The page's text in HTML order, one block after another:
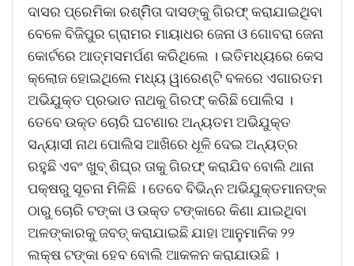
ଦାସର ପ୍ରେମିକା ରଶ୍ମିିତା ଦାସଙ୍କୁ ଗିରଫ୍ କରାଯାଇଥିବା
ବେଳେ ବିଜିପୁର ଗ୍ରାମର ମାୟାଧର ଜେନା ଓ ଗୋବରା ଜେନା
କୋର୍ଟରେ ଆତ୍ମସମର୍ପଣ କରିଥିଲେ । ଇତିମଧ୍ୟରେ କେସ
କ୍ଲୋଜ ହୋଇଥିଲେ ମଧ୍ୟ ୱାରେଣ୍ଟି ବଳରେ ଏଗାରତମ
ଅଭିଯୁକ୍ତ ପ୍ରଭାତ ନାଥକୁ ଗିରଫ୍ କରିଛି ପୋଲିସ ।
ତେବେ ଉକ୍ତ ଚୋରି ଘଟଣାର ଅନ୍ୟତମ ଅଭିଯୁକ୍ତ
ସନ୍ୟାସୀ ନାଥ ପୋଲିସ ଆଖିରେ ଧୂଳି ଦେଇ ଅନ୍ୟତ୍ର
ରହୁଛି ଏବଂ ଖୁବ୍ ଶିଘ୍ର ତାକୁ ଗିରଫ୍ କରାଯିବ ବୋଲି ଥାନା
ପକ୍ଷରୁ ସୂଚନା ମିଳିଛି । ତେବେ ବିଭିନ୍ନ ଅଭିଯୁକ୍ତମାନଙ୍କ
ଠାରୁ ଚୋରି ଟଙ୍କା ଓ ଉକ୍ତ ଟଙ୍କାରେ କିଣା ଯାଇଥିବା
ଅଳଙ୍କାରକୁ ଜବତ୍ କରାଯାଇଛି ଯାହା ଆନୁମାନିକ ୨୨
ଲକ୍ଷ ଟଙ୍କା ହେବ ବୋଲି ଆକଳନ କରାଯାଉଛି ।